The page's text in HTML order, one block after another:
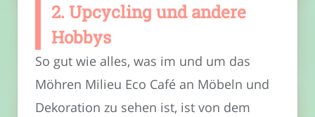
2. Upcycling und andere
Hobbys
So gut wie alles, was im und um das
Möhren Milieu Eco Café an Möbeln und
Dekoration zu sehen ist, ist von dem